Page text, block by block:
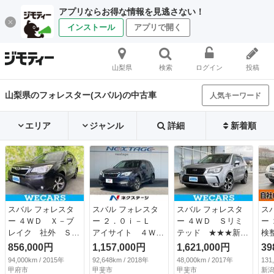
アプリならお得な情報を見逃さない！
インストール アプリで開く
山梨県 検索 ログイン 投稿
山梨県のフォレスター(スバル)の中古車 人気キーワード
エリア ジャンル 詳細 新着順
スバル フォレスタ
ー ４ＷＤ Ｘ－ブ
レイク 社外 ＳＤ
ナビ／衝突安全装置
／シートヒーター
前席／車線逸脱防止
856,000円
94,000km / 2015年
甲府市
スバル フォレスタ
ー ２．０ｉ－Ｌ
アイサイト ４Ｗ
Ｄ ＳＤナビ バッ
クカメラ 衝突被害
軽減システム レー
1,157,000円
92,648km / 2018年
甲斐市
スバル フォレスタ
ー ４ＷＤ Ｓリミ
テッド ★★★新品
タイヤ／保証書／純
正 ＳＤナビ／衝突
安全装置／シートヒ
1,621,000円
48,000km / 2017年
甲斐市
ス
ー
検
ア
ル
全
新